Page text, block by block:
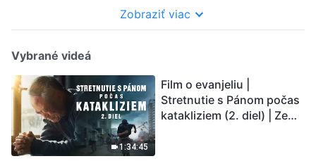
Zobraziť viac
Vybrané videá
1:34:45
Film o evanjeliu |
Stretnutie s Pánom počas
katakliziem (2. diel) | Zem